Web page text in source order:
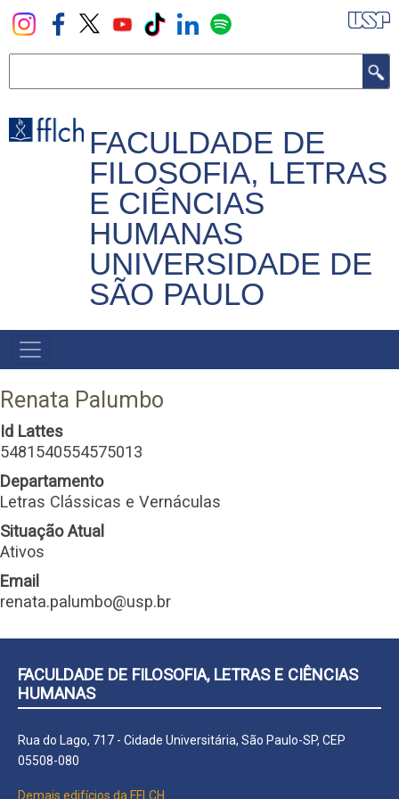
Pular
para
principal
FACULDADE DE
FILOSOFIA, LETRAS
E CIÊNCIAS
HUMANAS
UNIVERSIDADE DE
SÃO PAULO
NAVEGADOR
PRINCIPAL
Renata Palumbo
Id Lattes
5481540554575013
Departamento
Letras Clássicas e Vernáculas
Situação Atual
Ativos
Email
renata.palumbo@usp.br
FACULDADE DE FILOSOFIA, LETRAS E CIÊNCIAS
HUMANAS
Rua do Lago, 717 - Cidade Universitária, São Paulo-SP, CEP
05508-080
Demais edifícios da FFLCH